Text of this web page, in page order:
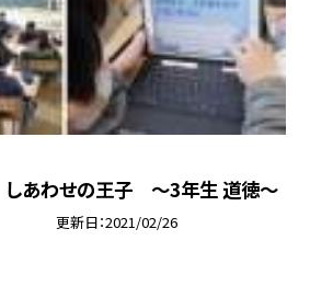
しあわせの王子 〜3年生 道徳〜
更新日 2021/02/26